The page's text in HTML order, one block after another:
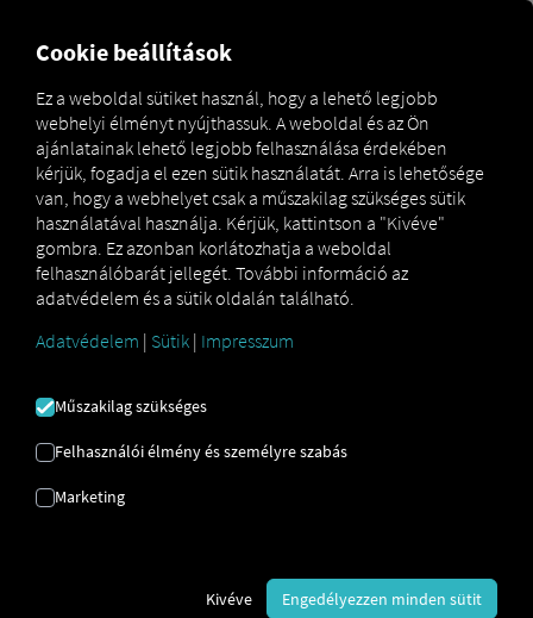
Marketplace Connectors tacholog² Connect
TACHOLOG² CONNECT
Külső szolgáltató integrációja
Már használja aTachoEASY AG
szolgáltatást a mi szolgáltatásainkból
platformhoz
Cookie beállítások
Ez a weboldal sütiket használ, hogy a lehető legjobb
webhelyi élményt nyújthassuk. A weboldal és az Ön
ajánlatainak lehető legjobb felhasználása érdekében
kérjük, fogadja el ezen sütik használatát. Arra is lehetősége
van, hogy a webhelyet csak a műszakilag szükséges sütik
használatával használja. Kérjük, kattintson a "Kivéve"
gombra. Ez azonban korlátozhatja a weboldal
felhasználóbarát jellegét. További információ az
adatvédelem és a sütik oldalán található.
Adatvédelem | Sütik | Impresszum
Műszakilag szükséges
Felhasználói élmény és személyre szabás
Marketing
Kivéve Engedélyezzen minden sütit